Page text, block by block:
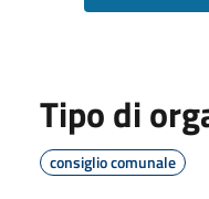
Tipo di
consiglio comunale